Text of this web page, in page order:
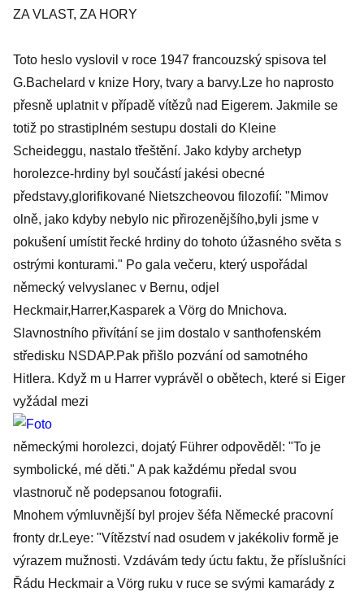
ZA VLAST, ZA HORY
Toto heslo vyslovil v roce 1947 francouzský spisova tel
G.Bachelard v knize Hory, tvary a barvy.Lze ho naprosto
přesně uplatnit v případě vítězů nad Eigerem. Jakmile se
totiž po strastiplném sestupu dostali do Kleine
Scheideggu, nastalo třeštění. Jako kdyby archetyp
horolezce-hrdiny byl součástí jakési obecné
představy,glorifikované Nietszcheovou filozofií: "Mimov
olně, jako kdyby nebylo nic přirozenějšího,byli jsme v
pokušení umístit řecké hrdiny do tohoto úžasného světa s
ostrými konturami." Po gala večeru, který uspořádal
německý velvyslanec v Bernu, odjel
Heckmair,Harrer,Kasparek a Vörg do Mnichova.
Slavnostního přivítání se jim dostalo v santhofenském
středisku NSDAP.Pak přišlo pozvání od samotného
Hitlera. Když m u Harrer vyprávěl o obětech, které si Eiger
vyžádal mezi
německými horolezci, dojatý Führer odpověděl: "To je
symbolické, mé děti." A pak každému předal svou
vlastnoruč ně podepsanou fotografii.
Mnohem výmluvnější byl projev šéfa Německé pracovní
fronty dr.Leye: "Vítězství nad osudem v jakékoliv formě je
výrazem mužnosti. Vzdávám tedy úctu faktu, že příslušníci
Řádu Heckmair a Vörg ruku v ruce se svými kamarády z